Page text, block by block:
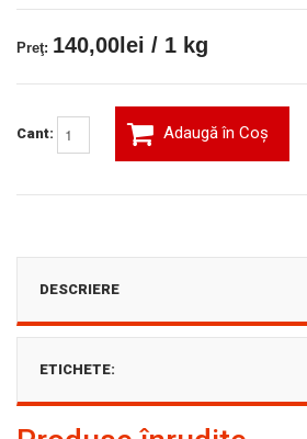
Preţ: 140,00lei / 1 kg
Cant: Adaugă în Coş
DESCRIERE
ETICHETE: